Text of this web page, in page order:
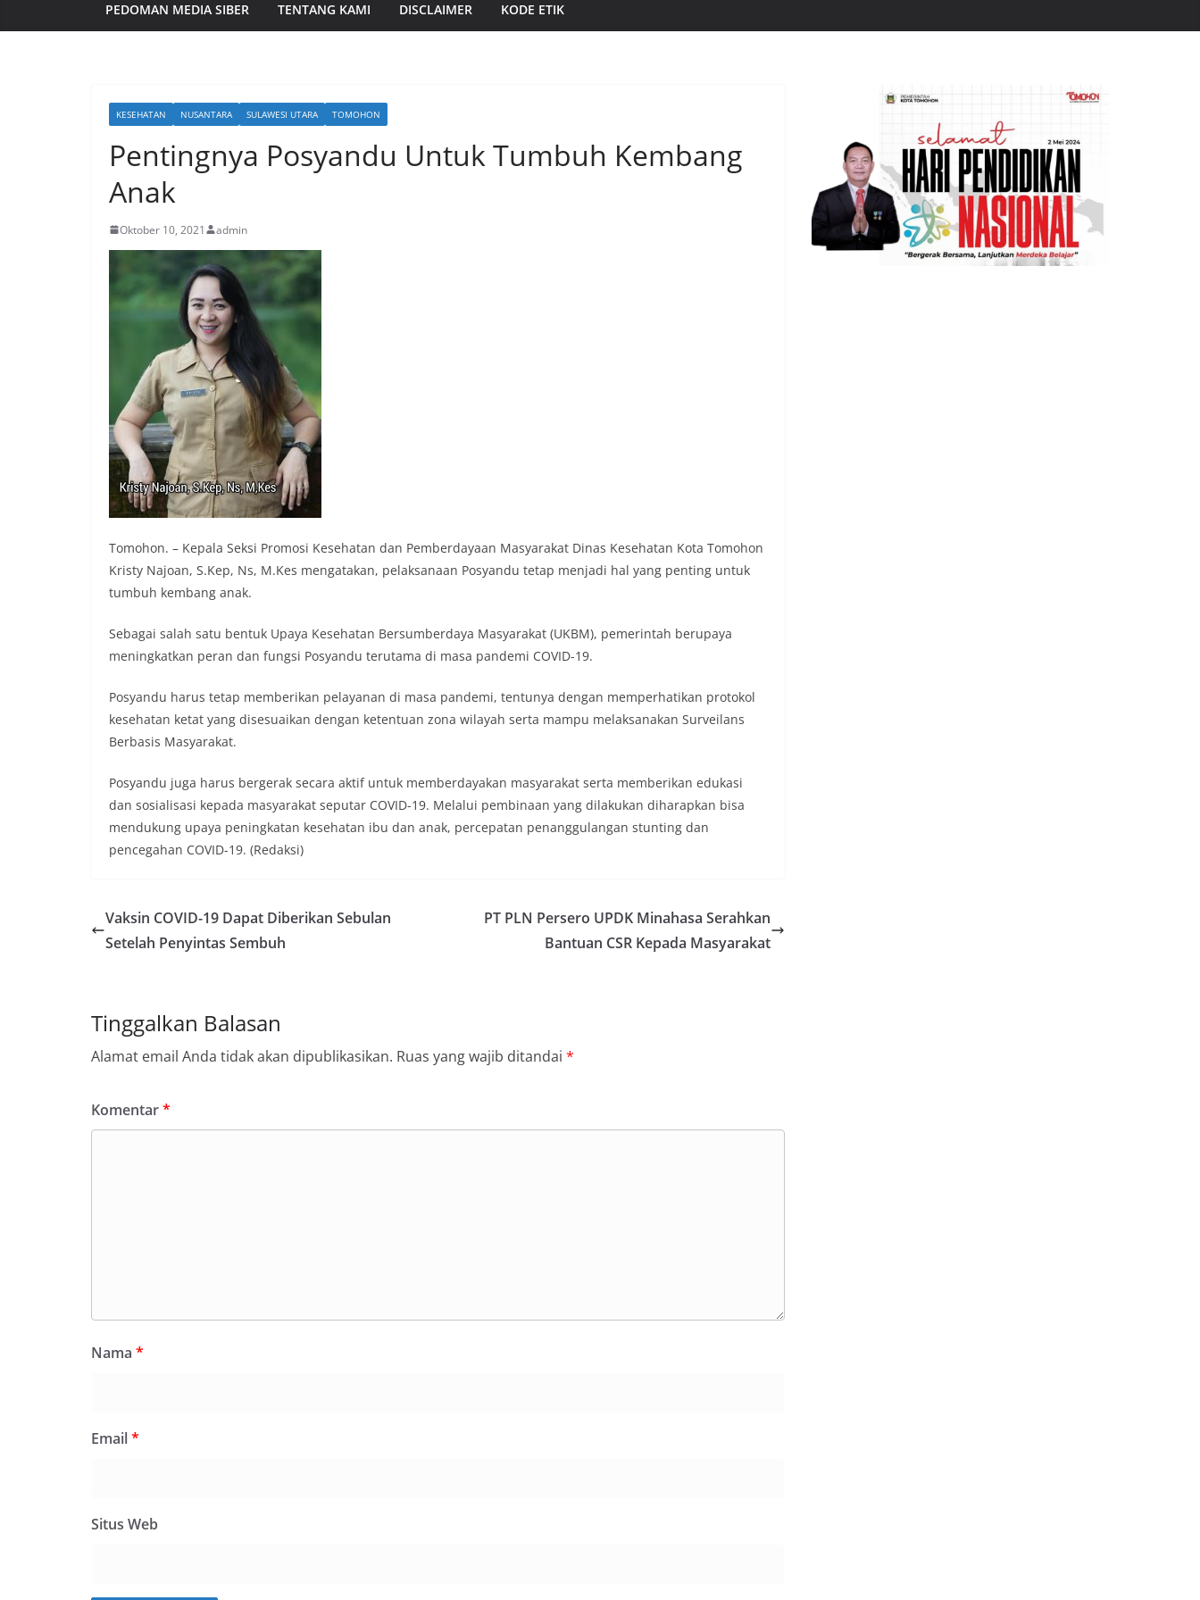
PEDOMAN MEDIA SIBER TENTANG KAMI DISCLAIMER KODE ETIK
KESEHATAN NUSANTARA SULAWESI UTARA TOMOHON
Pentingnya Posyandu Untuk Tumbuh Kembang
Anak
Oktober 10, 2021 admin
Tomohon. – Kepala Seksi Promosi Kesehatan dan Pemberdayaan Masyarakat Dinas Kesehatan Kota Tomohon
Kristy Najoan, S.Kep, Ns, M.Kes mengatakan, pelaksanaan Posyandu tetap menjadi hal yang penting untuk
tumbuh kembang anak.
Sebagai salah satu bentuk Upaya Kesehatan Bersumberdaya Masyarakat (UKBM), pemerintah berupaya
meningkatkan peran dan fungsi Posyandu terutama di masa pandemi COVID-19.
Posyandu harus tetap memberikan pelayanan di masa pandemi, tentunya dengan memperhatikan protokol
kesehatan ketat yang disesuaikan dengan ketentuan zona wilayah serta mampu melaksanakan Surveilans
Berbasis Masyarakat.
Posyandu juga harus bergerak secara aktif untuk memberdayakan masyarakat serta memberikan edukasi
dan sosialisasi kepada masyarakat seputar COVID-19. Melalui pembinaan yang dilakukan diharapkan bisa
mendukung upaya peningkatan kesehatan ibu dan anak, percepatan penanggulangan stunting dan
pencegahan COVID-19. (Redaksi)
Vaksin COVID-19 Dapat Diberikan Sebulan
Setelah Penyintas Sembuh
PT PLN Persero UPDK Minahasa Serahkan
Bantuan CSR Kepada Masyarakat
Tinggalkan Balasan
Alamat email Anda tidak akan dipublikasikan. Ruas yang wajib ditandai *
Komentar*
Nama *
Email*
Situs Web